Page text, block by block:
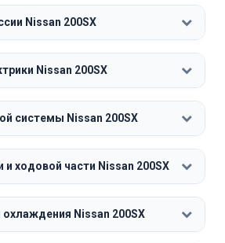
Nissan 200SX
Nissan 200SX
системы Nissan 200SX
и ходовой части Nissan 200SX
Nissan 200SX